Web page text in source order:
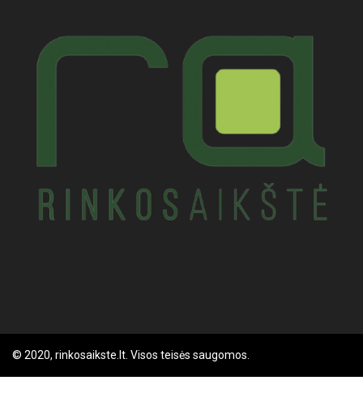
© 2020, rinkosaikste.lt. Visos teisės saugomos.